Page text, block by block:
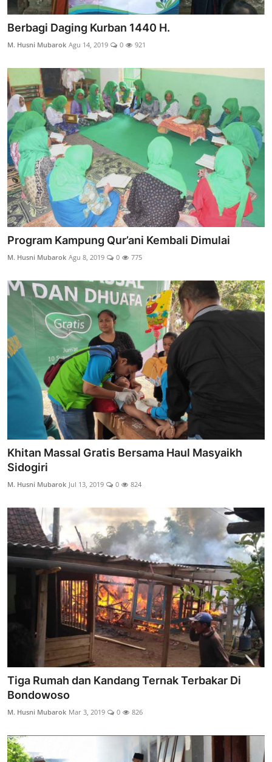
Berbagi Daging Kurban 1440 H.
M. Husni Mubarok Agu 14, 2019 0 921
Program Kampung Qur’ani Kembali Dimulai
M. Husni Mubarok Agu 8, 2019 0 775
Khitan Massal Gratis Bersama Haul Masyaikh
Sidogiri
M. Husni Mubarok Jul 13, 2019 0 824
Tiga Rumah dan Kandang Ternak Terbakar Di
Bondowoso
M. Husni Mubarok Mar 3, 2019 0 826